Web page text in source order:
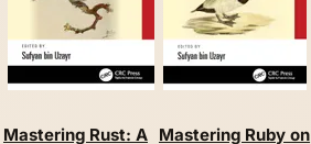
Mastering Rust: A Mastering Ruby on